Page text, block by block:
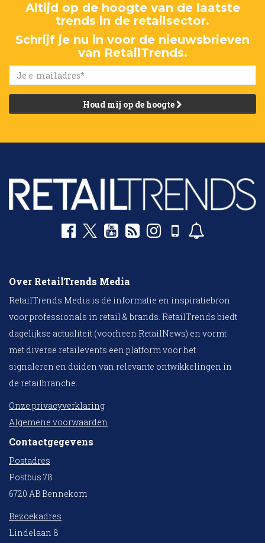
Altijd op de hoogte van de laatste
trends in de retailsector.
Schrijf je nu in voor de nieuwsbrieven
van RetailTrends.
Houd mij op de hoogte
Over RetailTrends Media
RetailTrends Media is dé informatie en inspiratiebron
voor professionals in retail & brands. RetailTrends biedt
dagelijkse actualiteit (voorheen RetailNews) en vormt
met diverse retailevents een platform voor het
signaleren en duiden van relevante ontwikkelingen in
de retailbranche.
Onze privacyverklaring
Algemene voorwaarden
Contactgegevens
Postadres
Postbus 78
6720 AB Bennekom
Bezoekadres
Lindelaan 8